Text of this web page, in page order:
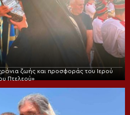
ζωής και προσφοράς του Ιερού
Πτελεού»